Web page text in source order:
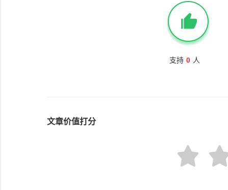
支持 0 人
文章价值打分